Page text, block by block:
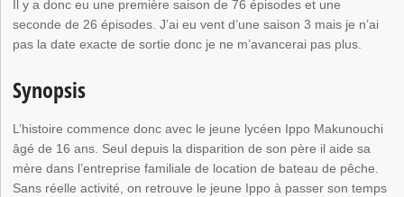
Il y a donc eu une première saison de 76 épisodes et une
seconde de 26 épisodes. J’ai eu vent d’une saison 3 mais je n’ai
pas la date exacte de sortie donc je ne m’avancerai pas plus.
Synopsis
L’histoire commence donc avec le jeune lycéen Ippo Makunouchi
âgé de 16 ans. Seul depuis la disparition de son père il aide sa
mère dans l’entreprise familiale de location de bateau de pêche.
Sans réelle activité, on retrouve le jeune Ippo à passer son temps